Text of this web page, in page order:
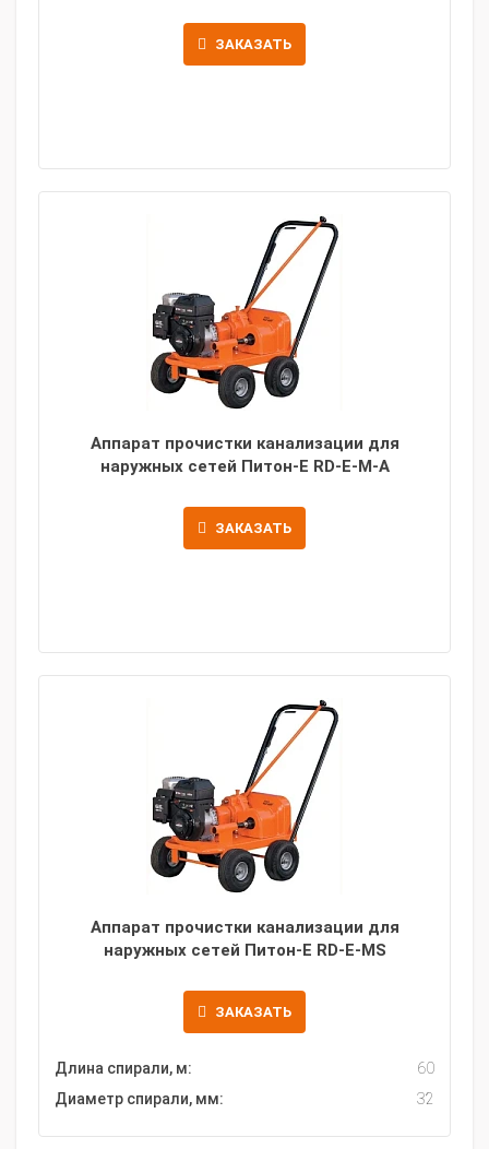
ЗАКАЗАТЬ
Аппарат прочистки канализации для
наружных сетей Питон-Е RD-E-M-A
ЗАКАЗАТЬ
Аппарат прочистки канализации для
наружных сетей Питон-Е RD-E-MS
ЗАКАЗАТЬ
Длина спирали, м:
60
Диаметр спирали, мм:
32